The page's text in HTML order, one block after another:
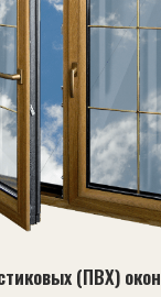
(ПВХ) окон